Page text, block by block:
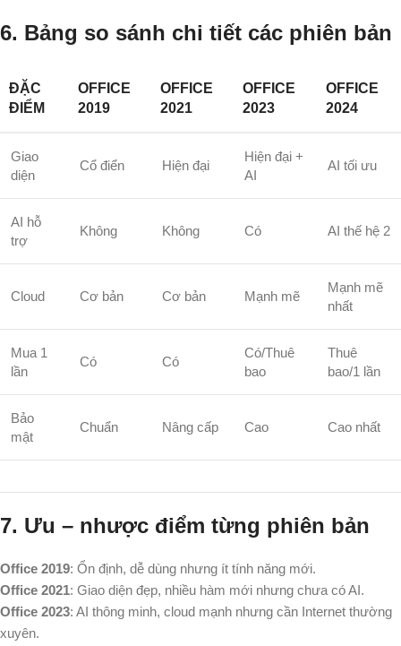
6. Bảng so sánh chi tiết các phiên bản
ĐẶC
ĐIỂM
OFFICE
2019
OFFICE
2021
OFFICE
2023
OFFICE
2024
Giao
diện
Cổ điển Hiện đại
Hiện đại +
AI
AI tối ưu
AI hỗ
trợ
Không Không Có AI thế hệ 2
Cloud Cơ bản Cơ bản Mạnh mẽ
Mạnh mẽ
nhất
Mua 1
lần
Có Có
Có/Thuê
bao
Thuê
bao/1 lần
Bảo
mật
Chuẩn Nâng cấp Cao Cao nhất
7. Ưu – nhược điểm từng phiên bản
Office 2019: Ổn định, dễ dùng nhưng ít tính năng mới.
Office 2021: Giao diện đẹp, nhiều hàm mới nhưng chưa có AI.
Office 2023: AI thông minh, cloud mạnh nhưng cần Internet thường
xuyên.